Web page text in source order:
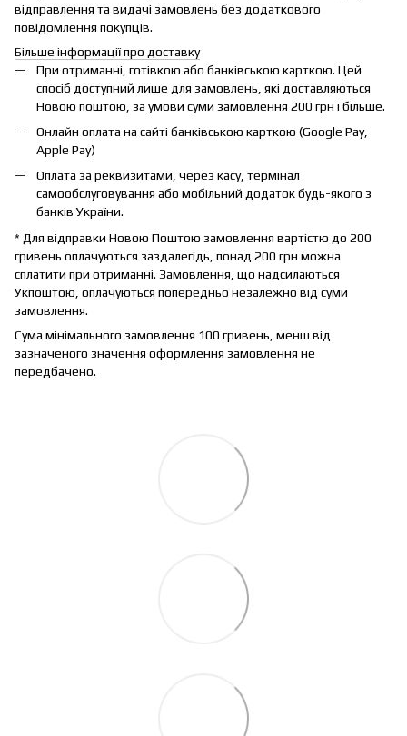
відправлення та видачі замовлень без додаткового
повідомлення покупців.
Більше інформації про доставку
При отриманні, готівкою або банківською карткою. Цей
спосіб доступний лише для замовлень, які доставляються
Новою поштою, за умови суми замовлення 200 грн і більше.
Онлайн оплата на сайті банківською карткою (Google Pay,
Apple Pay)
Оплата за реквизитами, через касу, термінал
самообслуговування або мобільний додаток будь-якого з
банків України.
* Для відправки Новою Поштою замовлення вартістю до 200
гривень оплачуються заздалегідь, понад 200 грн можна
сплатити при отриманні. Замовлення, що надсилаються
Укпоштою, оплачуються попередньо незалежно від суми
замовлення.
Сума мінімального замовлення 100 гривень, менш від
зазначеного значення оформлення замовлення не
передбачено.